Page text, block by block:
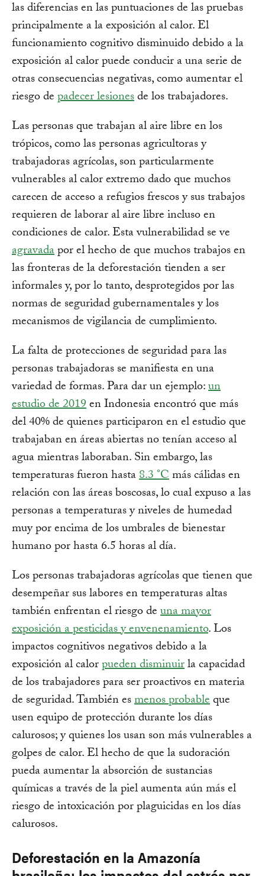
las diferencias en las puntuaciones de las pruebas
principalmente a la exposición al calor. El
funcionamiento cognitivo disminuido debido a la
exposición al calor puede conducir a una serie de
otras consecuencias negativas, como aumentar el
riesgo depadecer lesionesde los trabajadores.
Las personas que trabajan al aire libre en los
trópicos, como las personas agricultoras y
trabajadoras agrícolas, son particularmente
vulnerables al calor extremo dado que muchos
carecen de acceso a refugios frescos y sus trabajos
requieren de laborar al aire libre incluso en
condiciones de calor. Esta vulnerabilidad se ve
agravadapor el hecho de que muchos trabajos en
las fronteras de la deforestación tienden a ser
informales y, por lo tanto, desprotegidos por las
normas de seguridad gubernamentales y los
mecanismos de vigilancia de cumplimiento.
La falta de protecciones de seguridad para las
personas trabajadoras se manifiesta en una
variedad de formas. Para dar un ejemplo:un
estudio de 2019en Indonesia encontró que más
del 40% de quienes participaron en el estudio que
trabajaban en áreas abiertas no tenían acceso al
agua mientras laboraban. Sin embargo, las
temperaturas fueron hasta8.3 °Cmás cálidas en
relación con las áreas boscosas, lo cual expuso a las
personas a temperaturas y niveles de humedad
muy por encima de los umbrales de bienestar
humano por hasta 6.5 horas al día.
Los personas trabajadoras agrícolas que tienen que
desempeñar sus labores en temperaturas altas
también enfrentan el riesgo deuna mayor
exposición a pesticidas y envenenamiento. Los
impactos cognitivos negativos debido a la
exposición al calorpueden disminuirla capacidad
de los trabajadores para ser proactivos en materia
de seguridad. También esmenos probableque
usen equipo de protección durante los días
calurosos; y quienes los usan son más vulnerables a
golpes de calor. El hecho de que la sudoración
pueda aumentar la absorción de sustancias
químicas a través de la piel aumenta aún más el
riesgo de intoxicación por plaguicidas en los días
calurosos.
Deforestación en la Amazonía